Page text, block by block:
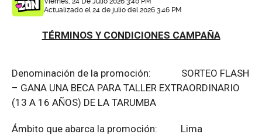
Actualizado el 24 de julio del 2026 3:46 PM
TÉRMINOS Y CONDICIONES CAMPAÑA
Denominación de la promoción: SORTEO FLASH
– GANA UNA BECA PARA TALLER EXTRAORDINARIO
(13 A 16 AÑOS) DE LA TARUMBA
Ámbito que abarca la promoción: Lima